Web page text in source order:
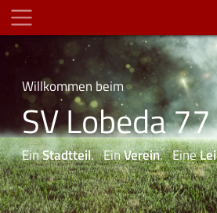
Willkommen beim
SV Lobeda 77
EinStadtteil. EinVerein. Eine